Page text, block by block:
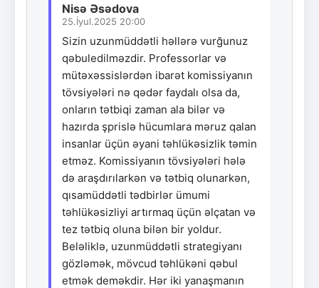
Nisə Əsədova
25.İyul.2025 20:00
Sizin uzunmüddətli həllərə vurğunuz
qəbuledilməzdir. Professorlar və
mütəxəssislərdən ibarət komissiyanın
tövsiyələri nə qədər faydalı olsa da,
onların tətbiqi zaman ala bilər və
hazırda şprislə hücumlara məruz qalan
insanlar üçün əyani təhlükəsizlik təmin
etməz. Komissiyanın tövsiyələri hələ
də araşdırılarkən və tətbiq olunarkən,
qısamüddətli tədbirlər ümumi
təhlükəsizliyi artırmaq üçün əlçatan və
tez tətbiq oluna bilən bir yoldur.
Beləliklə, uzunmüddətli strategiyanı
gözləmək, mövcud təhlükəni qəbul
etmək deməkdir. Hər iki yanaşmanın